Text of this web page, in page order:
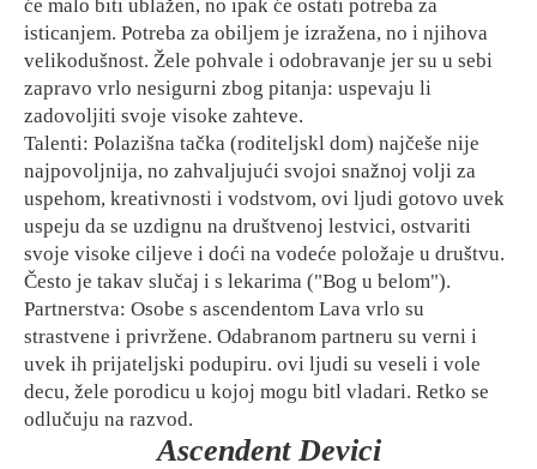
će malo biti ublažen, no ipak će ostati potreba za
isticanjem. Potreba za obiljem je izražena, no i njihova
velikodušnost. Žele pohvale i odobravanje jer su u sebi
zapravo vrlo nesigurni zbog pitanja: uspevaju li
zadovoljiti svoje visoke zahteve.
Talenti: Polazišna tačka (roditeljskl dom) najčeše nije
najpovoljnija, no zahvaljujući svojoi snažnoj volji za
uspehom, kreativnosti i vodstvom, ovi ljudi gotovo uvek
uspeju da se uzdignu na društvenoj lestvici, ostvariti
svoje visoke ciljeve i doći na vodeće položaje u društvu.
Često je takav slučaj i s lekarima ("Bog u belom").
Partnerstva: Osobe s ascendentom Lava vrlo su
strastvene i privržene. Odabranom partneru su verni i
uvek ih prijateljski podupiru. ovi ljudi su veseli i vole
decu, žele porodicu u kojoj mogu bitl vladari. Retko se
odlučuju na razvod.
Ascendent Devici